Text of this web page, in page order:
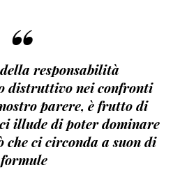
“responsabilità
distruttivo nei confronti
parere, è frutto di
ci illude di poter dominare
ci circonda a suon di
formule